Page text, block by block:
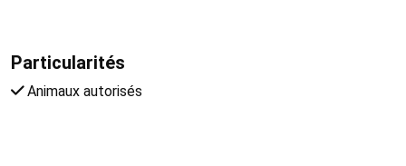
Particularités
Animaux autorisés